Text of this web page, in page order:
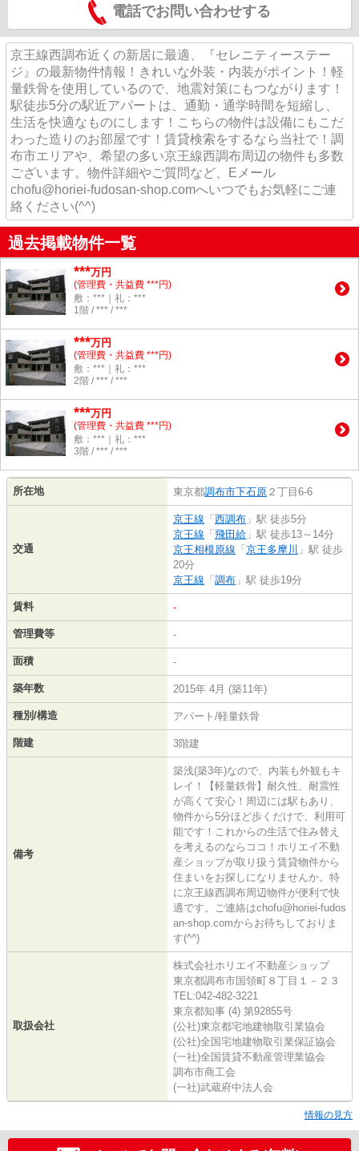
電話でお問い合わせする
京王線西調布近くの新居に最適、『セレニティーステー
ジ』の最新物件情報！きれいな外装・内装がポイント！軽
量鉄骨を使用しているので、地震対策にもつながります！
駅徒歩5分の駅近アパートは、通勤・通学時間を短縮し、
生活を快適なものにします！こちらの物件は設備にもこだ
わった造りのお部屋です！賃貸検索をするなら当社で！調
布市エリアや、希望の多い京王線西調布周辺の物件も多数
ございます。物件詳細やご質問など、Eメール
chofu@horiei-fudosan-shop.comへいつでもお気軽にご連
絡ください(^^)
過去掲載物件一覧
***万円
(管理費・共益費 ***円)
敷：***｜礼：***
1階 / *** / ***
***万円
(管理費・共益費 ***円)
敷：***｜礼：***
2階 / *** / ***
***万円
(管理費・共益費 ***円)
敷：***｜礼：***
3階 / *** / ***
所在地 東京都調布市下石原 ２丁目6-6
交通
京王線 「 西調布 」駅 徒歩5分
京王線 「 飛田給 」駅 徒歩13～14分
京王相模原線 「 京王多摩川 」駅 徒歩
20分
京王線 「 調布 」駅 徒歩19分
賃料 -
管理費等 -
面積 -
築年数 2015年 4月 (築11年)
種別/構造 アパート/軽量鉄骨
階建 3階建
備考
築浅(築3年)なので、内装も外観もキ
レイ！【軽量鉄骨】耐久性、耐震性
が高くて安心！周辺には駅もあり、
物件から5分ほど歩くだけで、利用可
能です！これからの生活で住み替え
を考えるのならココ！ホリエイ不動
産ショップが取り扱う賃貸物件から
住まいをお探しになりませんか。特
に京王線西調布周辺物件が便利で快
適です。ご連絡はchofu@horiei-fudos
an-shop.comからお待ちしておりま
す(^^)
取扱会社
株式会社ホリエイ不動産ショップ
東京都調布市国領町８丁目１－２３
TEL:042-482-3221
東京都知事 (4) 第92855号
(公社)東京都宅地建物取引業協会
(公社)全国宅地建物取引業保証協会
(一社)全国賃貸不動産管理業協会
調布市商工会
(一社)武蔵府中法人会
情報の見方